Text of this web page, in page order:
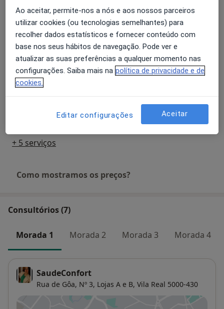
Avaliação Psicológica
Detalhes
Consulta online de Psicologia
Detalhes
+ 5 serviços
Como mostramos os preços?
Consultórios (7)
Morada 1 Morada 2 Morada 3 Morada 4
SaudeConfort
Rua de Gôa, Nº 3, Lojas A e B, Vila Real 5000-430
Ao aceitar, permite-nos a nós e aos nossos parceiros
utilizar cookies (ou tecnologias semelhantes) para
recolher dados estatísticos e fornecer conteúdo com
base nos seus hábitos de navegação. Pode ver e
atualizar as suas preferências a qualquer momento nas
configurações. Saiba mais na política de privacidade e de
cookies.
Editar configurações Aceitar